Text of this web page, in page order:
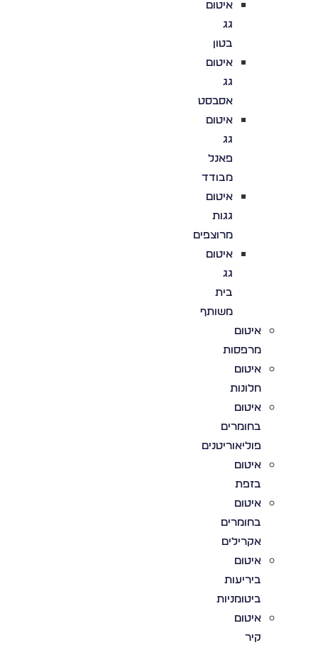
איטום
גג
בטון
איטום
גג
אסבסט
איטום
גג
פאנל
מבודד
איטום
גגות
מרוצפים
איטום
גג
בית
משותף
איטום
מרפסות
איטום
חלונות
איטום
בחומרים
פוליאוריטנים
איטום
בזפת
איטום
בחומרים
אקרילים
איטום
ביריעות
ביטומניות
איטום
קיר